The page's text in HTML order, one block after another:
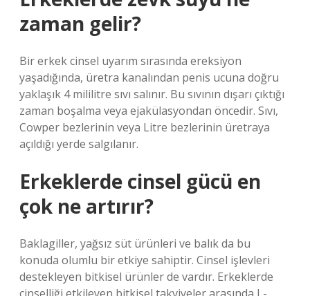
zaman gelir?
Bir erkek cinsel uyarım sırasında ereksiyon
yaşadığında, üretra kanalından penis ucuna doğru
yaklaşık 4 mililitre sıvı salınır. Bu sıvının dışarı çıktığı
zaman boşalma veya ejakülasyondan öncedir. Sıvı,
Cowper bezlerinin veya Litre bezlerinin üretraya
açıldığı yerde salgılanır.
Erkeklerde cinsel gücü en
çok ne artırır?
Baklagiller, yağsız süt ürünleri ve balık da bu
konuda olumlu bir etkiye sahiptir. Cinsel işlevleri
destekleyen bitkisel ürünler de vardır. Erkeklerde